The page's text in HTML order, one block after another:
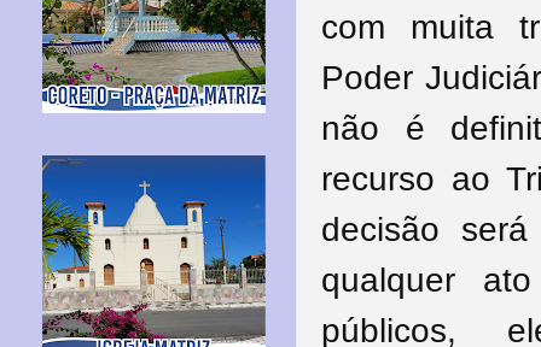
com muita
Poder
não é
recurso ao
decisão
qualquer
públicos,